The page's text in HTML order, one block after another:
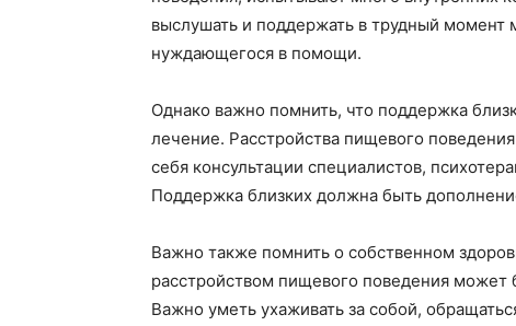
выслушать и поддержать в трудный
нуждающегося в помощи.
Однако важно помнить, что поддержка
лечение. Расстройства пищевого
себя консультации специалистов,
Поддержка близких должна быть
Важно также помнить о собственном
расстройством пищевого поведения
Важно уметь ухаживать за собой,